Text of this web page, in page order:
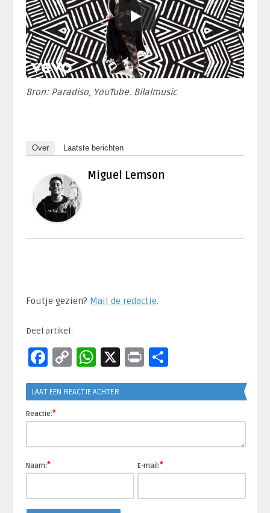
Bron: Paradiso, YouTube. Bilalmusic
Over Laatste berichten
Miguel Lemson
Foutje gezien? Mail de redactie
Deel artikel:
Facebook
CopyWhatsApp
X PrintDelen
LAAT EEN REACTIE ACHTER
Reactie:*
Naam:* E-mail:*